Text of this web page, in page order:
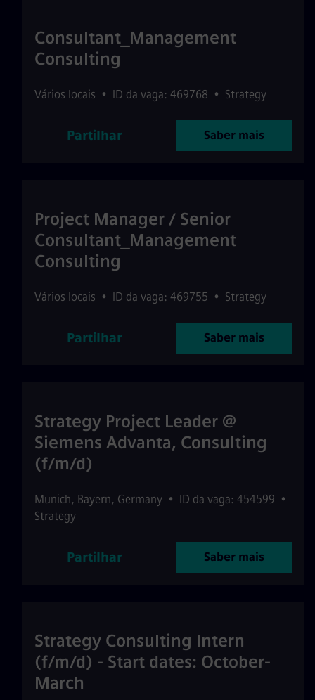
Consultant_Management
Consulting
Vários locais • ID da vaga: 469768 • Strategy
Partilhar Saber mais
Project Manager / Senior
Consultant_Management
Consulting
Vários locais • ID da vaga: 469755 • Strategy
Partilhar Saber mais
Strategy Project Leader @
Siemens Advanta, Consulting
(f/m/d)
Munich, Bayern, Germany • ID da vaga: 454599 •
Strategy
Partilhar Saber mais
Strategy Consulting Intern
(f/m/d) - Start dates: October-
March